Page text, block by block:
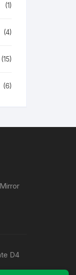
(1)
(4)
(15)
(6)
D4